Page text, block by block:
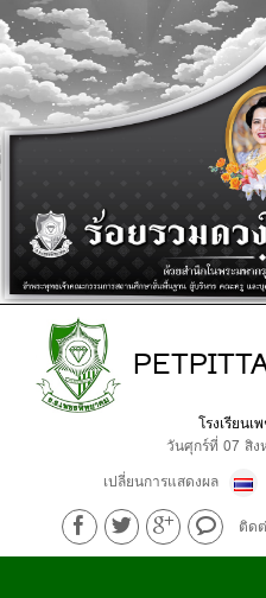
โรงเรียน
วันศุกร์ที่ 07 สิ
เปลี่ยนการแสดงผล
ติด